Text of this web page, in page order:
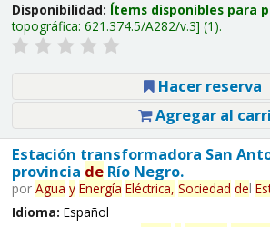
Disponibilidad: Ítems disponibles para
topográfica: 621.374.5/A282/v.3 (1).
Hacer reserva
Agregar al
Estación transformadora San
provincia deRío Negro.
por Agua y Energía Eléctrica, Sociedad del
Idioma: Español